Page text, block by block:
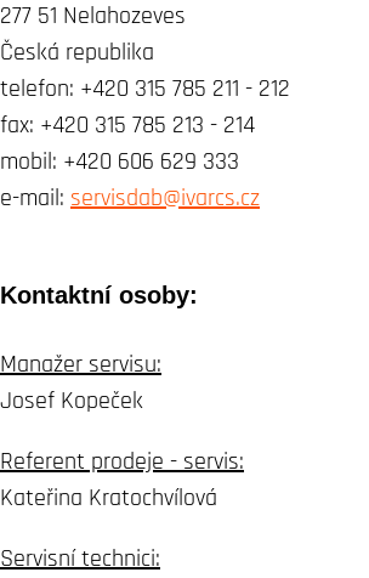
277 51 Nelahozeves
Česká republika
telefon: +420 315 785 211 - 212
fax: +420 315 785 213 - 214
mobil: +420 606 629 333
e-mail: servisdab@ivarcs.cz
Kontaktní osoby:
Manažer servisu:
Josef Kopeček
Referent prodeje - servis:
Kateřina Kratochvílová
Servisní technici: